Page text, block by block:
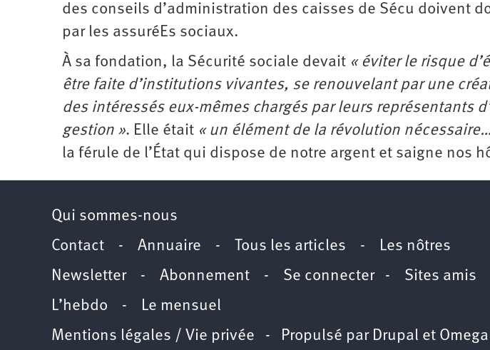
des conseils d’administration des caisses de Sécu doivent
par les ­assuréEs sociaux.
À sa fondation, la Sécurité sociale devait « éviter le risque
être faite d’institutions vivantes, se renouvelant par une
des intéressés eux-mêmes chargés par leurs représentants
gestion ». Elle était « un élément de la révolution
la férule de l’État qui dispose de notre argent et saigne nos
Qui sommes-nous
Contact - Annuaire - Tous les articles -
Les nôtres
Newsletter- Abonnement - Se connecter- Sites amis
L’hebdo -
Le mensuel
Mentions légales / Vie privée - Propulsé par Drupal et Omega